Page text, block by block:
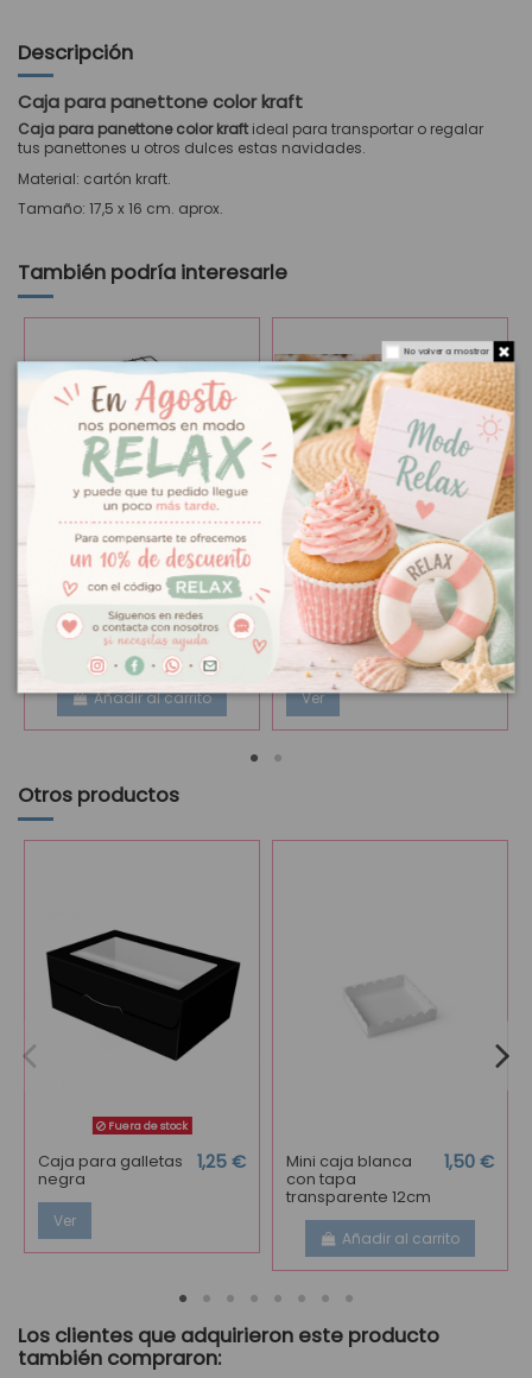
Descripción
Caja para panettone color kraft
Caja para panettone color kraft ideal para transportar o regalar
tus panettones u otros dulces estas navidades.
Material: cartón kraft.
Tamaño: 17,5 x 16 cm. aprox.
También podría interesarle
Rejilla enfriadora
3 niveles
12,95 €
Añadir al carrito
Fuera de stock
Azúcar granulado
grande FunCakes
2,75 €
Ver
Otros productos
Fuera de stock
Caja para galletas
negra
1,25 €
Ver
Mini caja blanca
con tapa
transparente 12cm
1,50 €
Añadir al carrito
Los clientes que adquirieron este producto
también compraron:
No volver a mostrar